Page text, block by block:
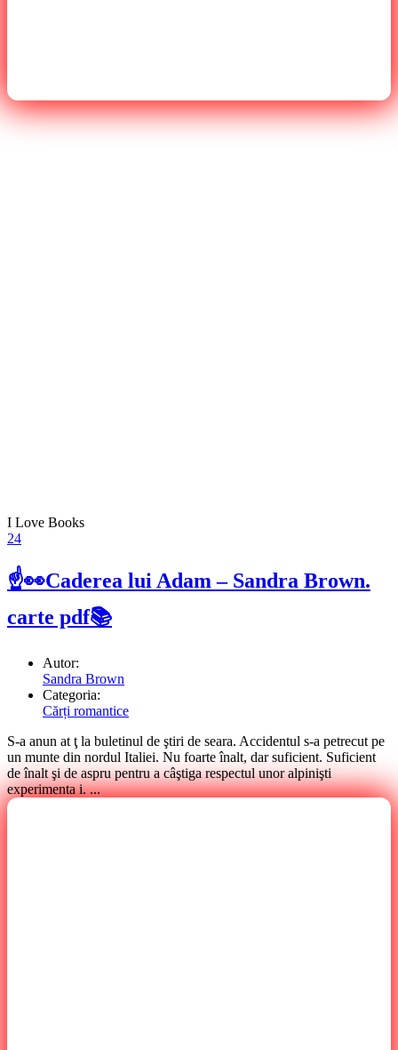
I Love Books
24
☝👀Caderea lui Adam – Sandra Brown.
carte pdf📚
Autor:
Sandra Brown
Categoria:
Cărți romantice
S-a anun at ţ la buletinul de ştiri de seara. Accidentul s-a petrecut pe
un munte din nordul Italiei. Nu foarte înalt, dar suficient. Suficient
de înalt şi de aspru pentru a câştiga respectul unor alpinişti
experimenta i. ...